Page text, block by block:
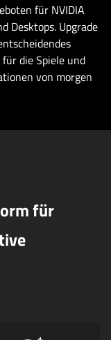
für NVIDIA
Desktops. Upgrade
die Spiele und
von morgen
für